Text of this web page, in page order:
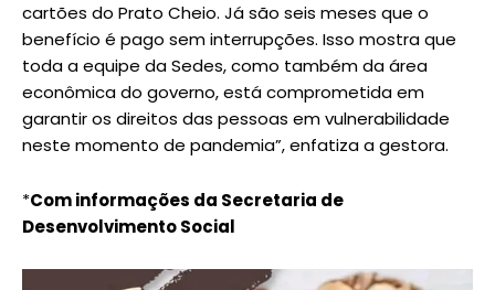
cartões do Prato Cheio. Já são seis meses que o
benefício é pago sem interrupções. Isso mostra que
toda a equipe da Sedes, como também da área
econômica do governo, está comprometida em
garantir os direitos das pessoas em vulnerabilidade
neste momento de pandemia”, enfatiza a gestora.
*Com informações da Secretaria de
Desenvolvimento Social